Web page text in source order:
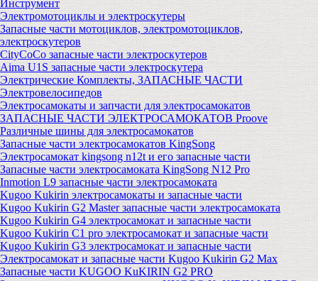
Инструмент
Электромотоциклы и электроскутеры
Запасные части мотоциклов, электромотоциклов,
электроскутеров
CityCoCo запасные части электроскутеров
Aima U1S запасные части электроскутера
Электрические Комплекты, ЗАПАСНЫЕ ЧАСТИ
Электровелосипедов
Электросамокаты и запчасти для электросамокатов
ЗАПАСНЫЕ ЧАСТИ ЭЛЕКТРОСАМОКАТОВ Proove
Различные шины для электросамокатов
Запасные части электросамокатов KingSong
Электросамокат kingsong n12t и его запасные части
Запасные части электросамоката KingSong N12 Pro
Inmotion L9 запасные части электросамоката
Kugoo Kukirin электросамокаты и запасные части
Kugoo Kukirin G2 Master запасные части электросамоката
Kugoo Kukirin G4 электросамокат и запасные части
Kugoo Kukirin C1 pro электросамокат и запасные части
Kugoo Kukirin G3 электросамокат и запасные части
Электросамокат и запасные части Kugoo Kukirin G2 Max
Запасные части KUGOO KuKIRIN G2 PRO